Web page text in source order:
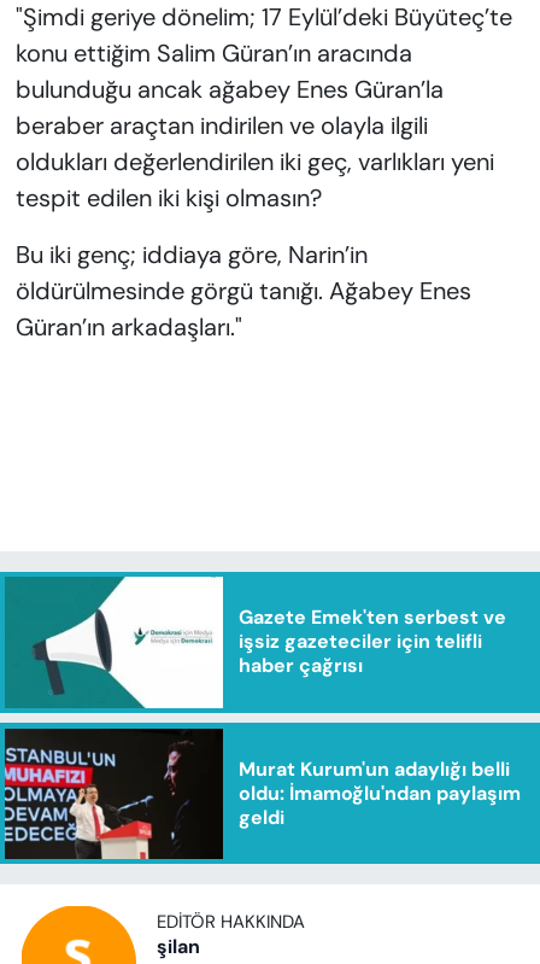
"Şimdi geriye dönelim; 17 Eylül’deki Büyüteç’te
konu ettiğim Salim Güran’ın aracında
bulunduğu ancak ağabey Enes Güran’la
beraber araçtan indirilen ve olayla ilgili
oldukları değerlendirilen iki geç, varlıkları yeni
tespit edilen iki kişi olmasın?
Bu iki genç; iddiaya göre, Narin’in
öldürülmesinde görgü tanığı. Ağabey Enes
Güran’ın arkadaşları."
Gazete Emek'ten serbest ve
işsiz gazeteciler için telifli
haber çağrısı
Murat Kurum'un adaylığı belli
oldu: İmamoğlu'ndan paylaşım
geldi
EDITÖR HAKKINDA
şilan